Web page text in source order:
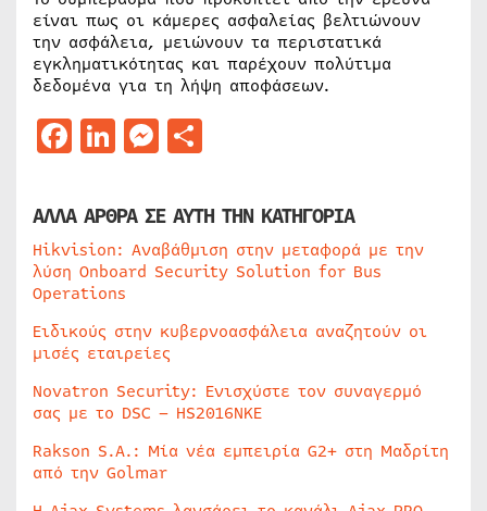
είναι πως οι κάμερες ασφαλείας βελτιώνουν
την ασφάλεια, μειώνουν τα περιστατικά
εγκληματικότητας και παρέχουν πολύτιμα
δεδομένα για τη λήψη αποφάσεων.
Facebook
LinkedIn
Messenger
ΑΛΛΑ ΑΡΘΡΑ ΣΕ ΑΥΤΗ ΤΗΝ ΚΑΤΗΓΟΡΙΑ
Hikvision: Αναβάθμιση στην μεταφορά με την
λύση Onboard Security Solution for Bus
Operations
Ειδικούς στην κυβερνοασφάλεια αναζητούν οι
μισές εταιρείες
Novatron Security: Ενισχύστε τον συναγερμό
σας με το DSC – HS2016NKE
Rakson S.A.: Μία νέα εμπειρία G2+ στη Μαδρίτη
από την Golmar